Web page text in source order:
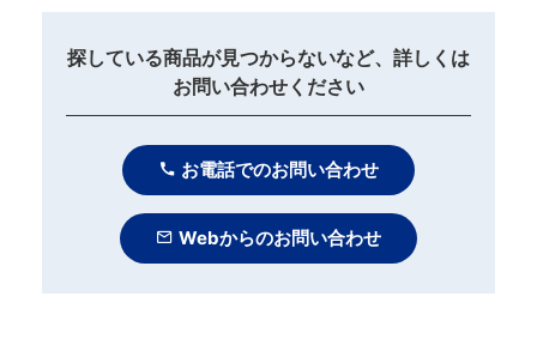
探している商品が見つからないなど、詳しくは
お問い合わせください
お電話でのお問い合わせ
Webからのお問い合わせ